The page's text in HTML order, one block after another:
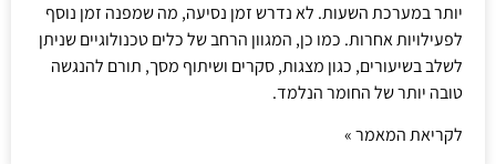
יותר במערכת השעות. לא נדרש זמן נסיעה, מה שמפנה זמן נוסף
לפעילויות אחרות. כמו כן, המגוון הרחב של כלים טכנולוגיים שניתן
לשלב בשיעורים, כגון מצגות, סקרים ושיתוף מסך, תורם להנגשה
טובה יותר של החומר הנלמד.
לקריאת המאמר »